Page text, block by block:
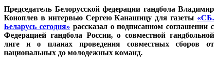
Председатель Белорусской федерации гандбола Владимир
Коноплев в интервью Сергею Канашицу для газеты «СБ.
Беларусь сегодня» рассказал о подписанном соглашении с
Федерацией гандбола России, о совместной гандбольной
лиге и о планах проведения совместных сборов от
национальных до молодежных команд.